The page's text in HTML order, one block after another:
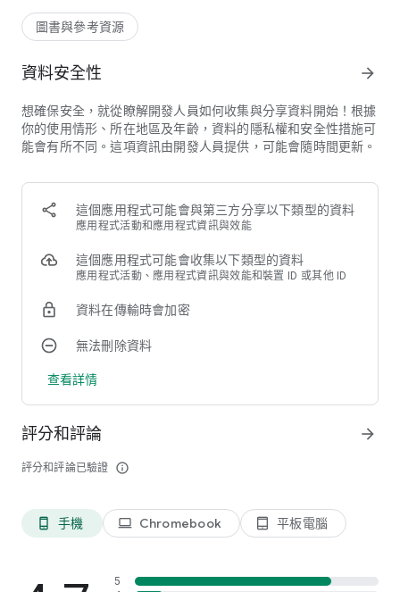
Sky Tonight特點：
實時位置。
◆ 使用增強現實模式並觀看覆蓋在您設備相機圖像上的天空地
圖。
◆ 通過點擊任何天體的名稱來獲取有關它的信息。
◆ 開啓夜間模式，讓您在夜間觀測天體更加舒適。
◆ 根據亮度等級篩選出現在天空地圖上的物體。
◆ 調節屏幕上天體的亮度。
◆ 調整可見的星座並自定它們在屏幕上的表示。
該應用不僅顯示天體在天球中相對于地球中心的軌迹，而也顯示
點。在按住觸摸的同時，沿軌迹移動手指以更改時間。
利用方便的搜索功能：快速找到您感興趣的天體，輕松浏覽不同
食”，該應用將向您展示所有相關的物體、事件和文章！
行的天體、事件或新聞；“最近的”類別包含您最近選擇的天體。
食、滿月，恒星與行星配置等。
圖書與參考資源
資料安全性 arrow_forward
想確保安全，就從瞭解開發人員如何收集與分享資料開始！根據
你的使用情形、所在地區及年齡，資料的隱私權和安全性措施可
能會有所不同。這項資訊由開發人員提供，可能會隨時間更新。
這個應用程式可能會與第三方分享以下類型的資料
應用程式活動和應用程式資訊與效能
這個應用程式可能會收集以下類型的資料
應用程式活動、應用程式資訊與效能和裝置 ID 或其他 ID
資料在傳輸時會加密
無法刪除資料
查看詳情
評分和評論
評分和評論已驗證 info_outline
arrow_forward
phone_android 手機 laptop Chromebook tablet_android 平板電腦
5